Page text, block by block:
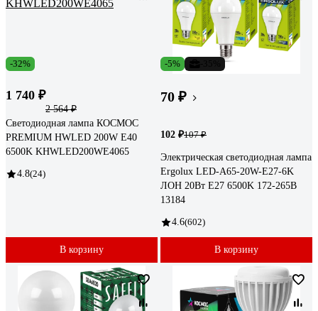
-32%
1 740 ₽
2 564 ₽
Светодиодная лампа КОСМОС
PREMIUM HWLED 200W E40
6500K KHWLED200WE4065
4.8(24)
В корзину
-5%
70 ₽
102 ₽107 ₽
Электрическая светодиодная лампа
Ergolux LED-A65-20W-E27-6K
ЛОН 20Вт E27 6500K 172-265В
13184
4.6(602)
В корзину